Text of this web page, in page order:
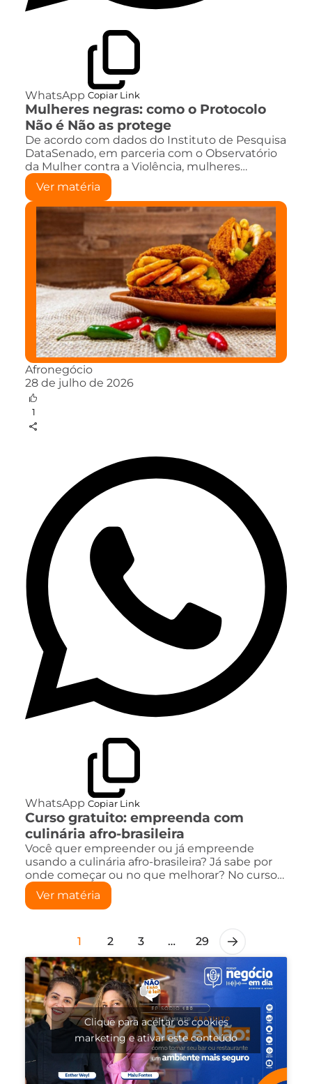
WhatsApp Copiar Link
Mulheres negras: como o Protocolo
Não é Não as protege
De acordo com dados do Instituto de Pesquisa
DataSenado, em parceria com o Observatório
da Mulher contra a Violência, mulheres…
Ver matéria
Afronegócio
28 de julho de 2026
1
WhatsApp Copiar Link
Curso gratuito: empreenda com
culinária afro-brasileira
Você quer empreender ou já empreende
usando a culinária afro-brasileira? Já sabe por
onde começar ou no que melhorar? No curso…
Ver matéria
1 2 3 … 29
Clique para aceitar os cookies
marketing e ativar este conteúdo